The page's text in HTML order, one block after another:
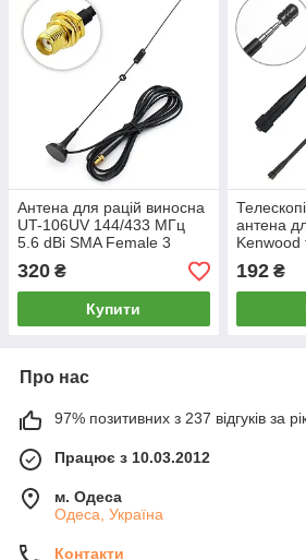
Антена для рацій виносна
UT-106UV 144/433 МГц
5.6 dBi SMA Female 3
метри на магніті, Baofeng
Kenwood та ін.
320 ₴
Купити
антена
Kenwood
см SMA
144/
192₴
Про нас
97% позитивних з 237 відгуків за
Працює з 10.03.2012
м. Одеса
Одеса, Україна
Контакти